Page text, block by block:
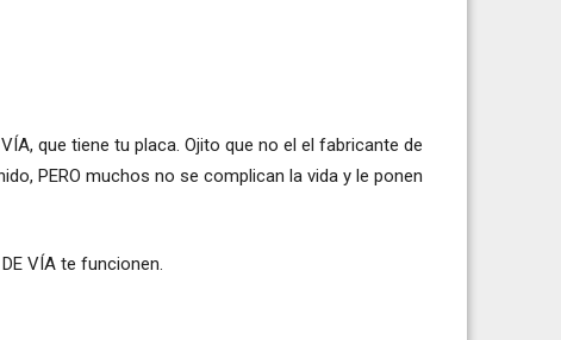
que tiene tu placa. Ojito que no el el fabricante de
PERO muchos no se complican la vida y le ponen
VÍA te funcionen.